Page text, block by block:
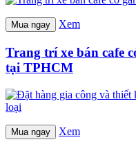
Mua ngay Xem
Trang trí xe bán cafe
tại TPHCM
Mua ngay Xem